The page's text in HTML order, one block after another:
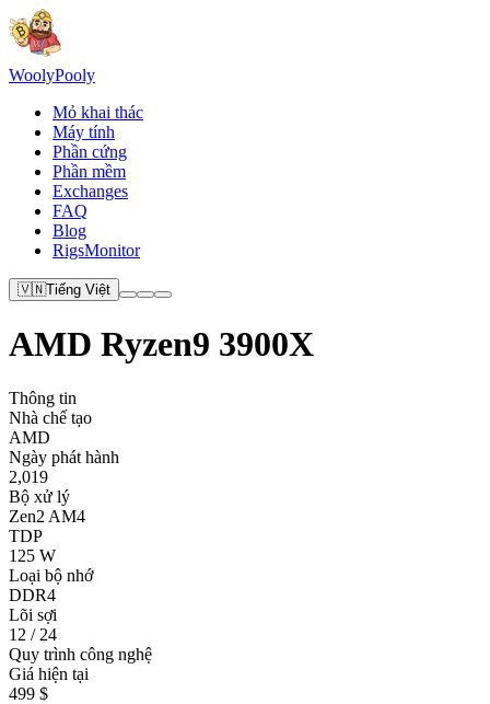
WoolyPooly
Mỏ khai thác
Máy tính
Phần cứng
Phần mềm
Exchanges
FAQ
Blog
RigsMonitor
🇻🇳Tiếng Việt
AMD Ryzen9 3900X
Thông tin
Nhà chế tạo
AMD
Ngày phát hành
2,019
Bộ xử lý
Zen2 AM4
TDP
125 W
Loại bộ nhớ
DDR4
Lõi sợi
12 / 24
Quy trình công nghệ
Giá hiện tại
499 $